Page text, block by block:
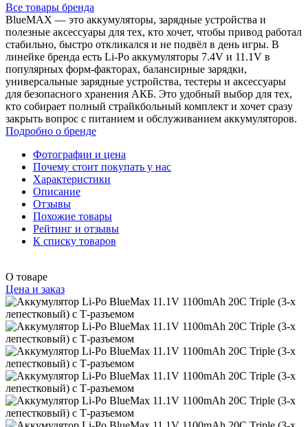
Все товары бренда
BlueMAX — это аккумуляторы, зарядные устройства и
полезные аксессуары для тех, кто хочет, чтобы привод работал
стабильно, быстро откликался и не подвёл в день игры. В
линейке бренда есть Li-Po аккумуляторы 7.4V и 11.1V в
популярных форм-факторах, балансирные зарядки,
универсальные зарядные устройства, тестеры и аксессуары
для безопасного хранения АКБ. Это удобный выбор для тех,
кто собирает полный страйкбольный комплект и хочет сразу
закрыть вопрос с питанием и обслуживанием аккумуляторов.
Подробно о бренде
Фотографии и цена
Почему стоит покупать у нас
Характеристики
Описание
Отзывы
Похожие товары
Рейтинг и отзывы
К списку товаров
О товаре
Цена и заказ